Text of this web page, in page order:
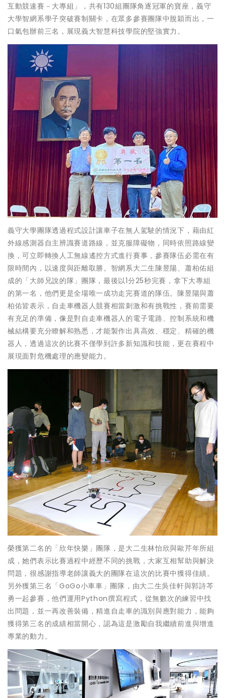
互動競速賽－大專組」，共有130組團隊角逐冠軍的寶座，義守
大學智網系學子突破賽制關卡，在眾多參賽團隊中脫穎而出，一
口氣包辦前三名，展現義大智慧科技學院的堅強實力。
義守大學團隊透過程式設計讓車子在無人駕駛的情況下，藉由紅
外線感測器自主辨識賽道路線，並克服障礙物，同時依照路線變
換，可立即轉換人工無線遙控方式進行賽事，參賽隊伍必需在有
限時間內，以速度與距離取勝。智網系大二生陳昱陽、蕭柏佑組
成的「大師兄說的隊」團隊，最後以1分25秒完賽，拿下大專組
的第一名，他們更是全場唯一成功走完賽道的隊伍。陳昱陽與蕭
柏佑皆表示，自走車機器人競賽相當刺激和有挑戰性，賽前需要
有充足的準備，像是對自走車機器人的電子電路、控制系統和機
械結構要充分瞭解和熟悉，才能製作出具高效、穩定、精確的機
器人，透過這次的比賽不僅學到許多新知識和技能，更在賽程中
展現面對危機處理的應變能力。
榮獲第二名的「欣年快樂」團隊，是大二生林怡欣與歐芹年所組
成，她們表示比賽過程中經歷不同的挑戰，大家互相幫助與解決
問題，很感謝指導老師讓義大的團隊在這次的比賽中獲得佳績。
另外獲第三名「GoGo小車車」團隊，由大二生吳佳軒與郭詩芩
勇一起參賽，他們運用Python撰寫程式，從無數次的練習中找
出問題，並一再改善裝備，精進自走車的識別與應對能力，能夠
獲得第三名的成績相當開心，認為這是激勵自我繼續前進與增進
專業的動力。